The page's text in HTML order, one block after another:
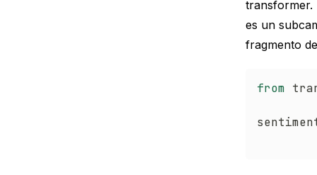
transformer.
es un
fragmento
from